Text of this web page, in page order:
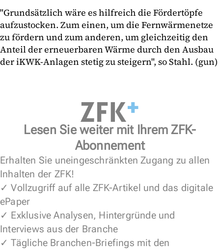
"Grundsätzlich wäre es hilfreich die Fördertöpfe
aufzustocken. Zum einen, um die Fernwärmenetze
zu fördern und zum anderen, um gleichzeitig den
Anteil der erneuerbaren Wärme durch den Ausbau
der iKWK-Anlagen stetig zu steigern", so Stahl. (gun)
Lesen Sie weiter mit Ihrem ZFK-
Abonnement
Erhalten Sie uneingeschränkten Zugang zu allen
Inhalten der ZFK!
✓ Vollzugriff auf alle ZFK-Artikel und das digitale
ePaper
✓ Exklusive Analysen, Hintergründe und
Interviews aus der Branche
✓ Tägliche Branchen-Briefings mit den